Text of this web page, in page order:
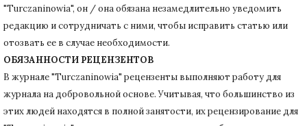
"Turczaninowia", он / она обязана незамедлительно уведомить
редакцию и сотрудничать с ними, чтобы исправить статью или
отозвать ее в случае необходимости.
ОБЯЗАННОСТИ РЕЦЕНЗЕНТОВ
В журнале "Turczaninowia" рецензенты выполняют работу для
журнала на добровольной основе.Учитывая, что большинство из
этих людей находятся в полной занятости, их рецензирование для